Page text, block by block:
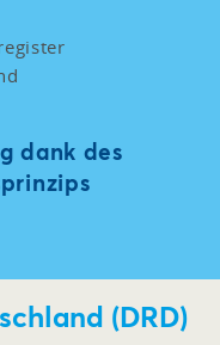
dank des
(DRD)